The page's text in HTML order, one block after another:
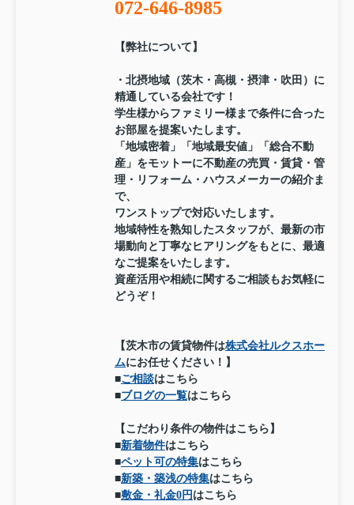
072-646-8985
【弊社について】
・北摂地域（茨木・高槻・摂津・吹田）に
精通している会社です！
学生様からファミリー様まで条件に合った
お部屋を提案いたします。
「地域密着」「地域最安値」「総合不動
産」をモットーに不動産の売買・賃貸・管
理・リフォーム・ハウスメーカーの紹介ま
で、
ワンストップで対応いたします。
地域特性を熟知したスタッフが、最新の市
場動向と丁寧なヒアリングをもとに、最適
なご提案をいたします。
資産活用や相続に関するご相談もお気軽に
どうぞ！
【茨木市の賃貸物件は株式会社ルクスホー
ムにお任せください！】
■ご相談はこちら
■ブログの一覧はこちら
【こだわり条件の物件はこちら】
■新着物件はこちら
■ペット可の特集はこちら
■新築・築浅の特集はこちら
■敷金・礼金0円 はこちら